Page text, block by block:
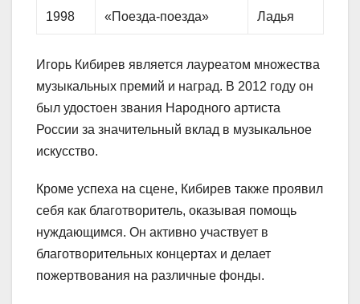
1998 «Поезда-поезда» Ладья
Игорь Кибирев является лауреатом множества
музыкальных премий и наград. В 2012 году он
был удостоен звания Народного артиста
России за значительный вклад в музыкальное
искусство.
Кроме успеха на сцене, Кибирев также проявил
себя как благотворитель, оказывая помощь
нуждающимся. Он активно участвует в
благотворительных концертах и делает
пожертвования на различные фонды.